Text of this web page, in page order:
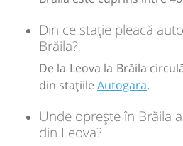
Din ce stație pleacă
Brăila?
De la Leova la Brăila
din stațiile Autogara.
Unde oprește în Brăila
din Leova?